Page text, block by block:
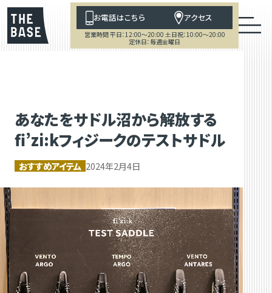
お電話はこちら アクセス
営業時間 平日：12:00～20:00 土日祝：10:00～20:00
定休日：毎週金曜日
あなたをサドル沼から解放する
fi’zi:kフィジークのテストサドル
おすすめアイテム 2024年2月4日